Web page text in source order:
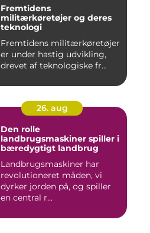
Fremtidens
militærkøretøjer og deres
teknologi
Fremtidens militærkøretøjer
er under hastig udvikling,
drevet af teknologiske fr...
26. aug
Den rolle
landbrugsmaskiner spiller i
bæredygtigt landbrug
Landbrugsmaskiner har
revolutioneret måden, vi
dyrker jorden på, og spiller
en central r...